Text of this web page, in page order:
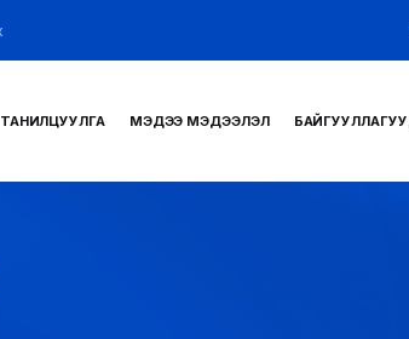
ТАНИЛЦУУЛГА МЭДЭЭ МЭДЭЭЛЭЛ